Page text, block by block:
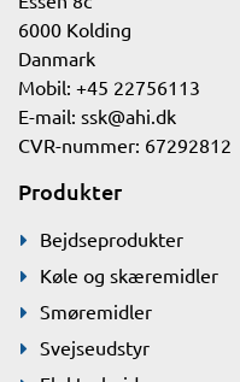
6000 Kolding
Danmark
Mobil: +45 22756113
E-mail: ssk@ahi.dk
CVR-nummer: 67292812
Produkter
Bejdseprodukter
Køle og skæremidler
Smøremidler
Svejseudstyr